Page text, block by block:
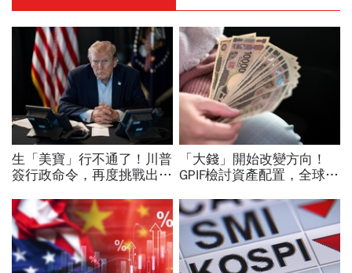
生「美寶」行不通了！川普
簽行政命令，再度挑戰出生
允許花錢買進美國的資格
「大錢」開始改變方向！
GPIF檢討資產配置，全球資